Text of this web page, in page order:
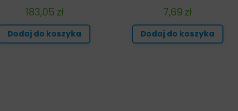
183,05 zł
Dodaj do koszyka
7,69 zł
Dodaj do koszyka